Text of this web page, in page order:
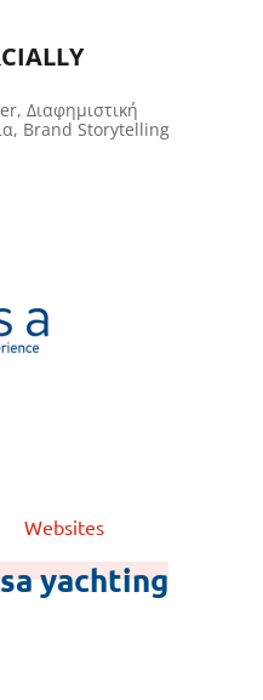
Διαφημιστική
Brand Storytelling
Websites
yachting